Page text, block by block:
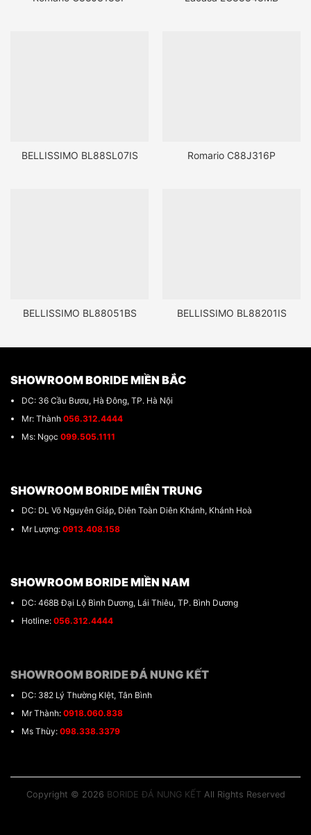
BELLISSIMO BL88SL07IS Romario C88J316P
BELLISSIMO BL88051BS BELLISSIMO BL88201IS
SHOWROOM BORIDE MIỀN BẮC
DC: 36 Cầu Bươu, Hà Đông, TP. Hà Nội
Mr: Thành 056.312.4444
Ms: Ngọc 099.505.1111
SHOWROOM BORIDE MIÊN TRUNG
DC: DL Võ Nguyên Giáp, Diên Toàn Diên Khánh, Khánh Hoà
Mr Lượng: 0913.408.158
SHOWROOM BORIDE MIỀN NAM
DC: 468B Đại Lộ Bình Dương, Lái Thiêu, TP. Bình Dương
Hotline: 056.312.4444
SHOWROOM BORIDE ĐÁ NUNG KẾT
DC: 382 Lý Thường KIệt, Tân Bình
Mr Thành: 0918.060.838
Ms Thùy: 098.338.3379
Copyright © 2026 BORIDE ĐÁ NUNG KẾT All Rights Reserved